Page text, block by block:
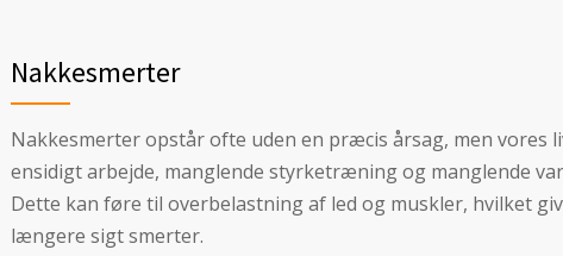
Nakkesmerter
Nakkesmerter opstår ofte uden en præcis årsag, men vores
ensidigt arbejde, manglende styrketræning og manglende
Dette kan føre til overbelastning af led og muskler, hvilket
længere sigt smerter.